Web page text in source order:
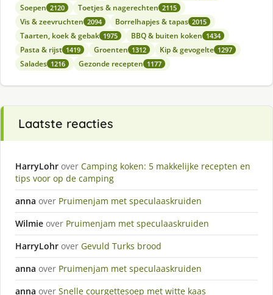
Soepen 2120 Toetjes & nagerechten 2115
Vis & zeevruchten 2094 Borrelhapjes & tapas 2015
Taarten, koek & gebak 1975 BBQ & buiten koken 1434
Pasta & rijst 1419 Groenten 1312 Kip & gevogelte 1297
Salades 1216 Gezonde recepten 1177
Laatste reacties
HarryLohr over Camping koken: 5 makkelijke recepten en
tips voor op de camping
anna over Pruimenjam met speculaaskruiden
Wilmie over Pruimenjam met speculaaskruiden
HarryLohr over Gevuld Turks brood
anna over Pruimenjam met speculaaskruiden
anna over Snelle courgettesoep met witte kaas